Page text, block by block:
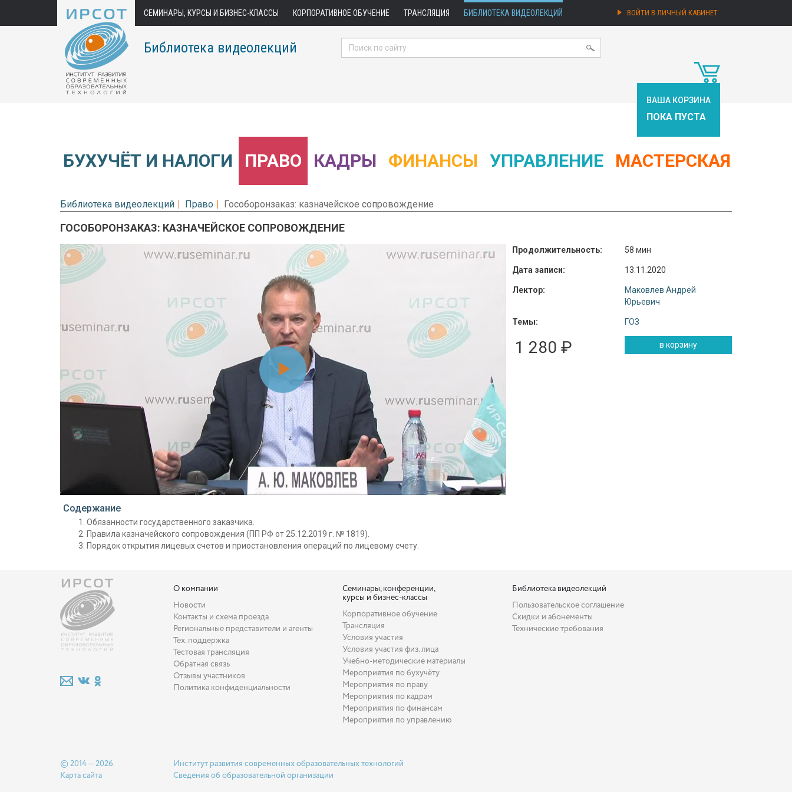
СЕМИНАРЫ, КУРСЫ И БИЗНЕС-КЛАССЫ КОРПОРАТИВНОЕ ОБУЧЕНИЕ ТРАНСЛЯЦИЯ БИБЛИОТЕКА ВИДЕОЛЕКЦИЙ ВОЙТИ В ЛИЧНЫЙ КАБИНЕТ
Библиотека видеолекций
ВАША КОРЗИНА
ПОКА ПУСТА
БУХУЧЁТ И НАЛОГИ ПРАВО КАДРЫ ФИНАНСЫ УПРАВЛЕНИЕ МАСТЕРСКАЯ
Библиотека видеолекций Право Гособоронзаказ: казначейское сопровождение
ГОСОБОРОНЗАКАЗ: КАЗНАЧЕЙСКОЕ СОПРОВОЖДЕНИЕ
Предварительный просмотр. Фрагмент
Воспроизвести
видео
Продолжительность: 58 мин
Дата записи: 13.11.2020
Лектор:
Маковлев Андрей
Юрьевич
Темы: ГОЗ
1 280 ₽
Содержание
Обязанности государственного заказчика.
Правила казначейского сопровождения (ПП РФ от 25.12.2019 г. № 1819).
Порядок открытия лицевых счетов и приостановления операций по лицевому счету.
О компании
Новости
Контакты и схема проезда
Региональные представители и агенты
Тех. поддержка
Тестовая трансляция
Обратная связь
Отзывы участников
Политика конфиденциальности
Семинары, конференции,
курсы и бизнес-классы
Корпоративное обучение
Трансляция
Условия участия
Условия участия физ. лица
Учебно-методические материалы
Мероприятия по бухучёту
Мероприятия по праву
Мероприятия по кадрам
Мероприятия по финансам
Мероприятия по управлению
Библиотека видеолекций
Пользовательское соглашение
Скидки и абонементы
Технические требования
© 2014 — 2026
Карта сайта
Институт развития современных образовательных технологий
Сведения об образовательной организации